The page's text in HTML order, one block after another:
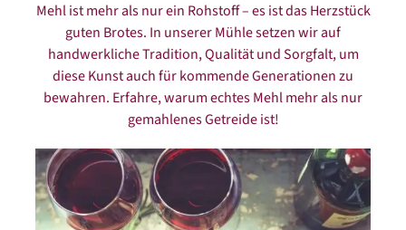
Mehl ist mehr als nur ein Rohstoff – es ist das Herzstück
guten Brotes. In unserer Mühle setzen wir auf
handwerkliche Tradition, Qualität und Sorgfalt, um
diese Kunst auch für kommende Generationen zu
bewahren. Erfahre, warum echtes Mehl mehr als nur
gemahlenes Getreide ist!